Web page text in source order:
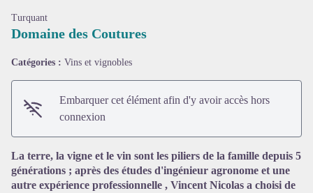
Voir l'image en plein écran
Turquant
Domaine des Coutures
Catégories : Vins et vignobles
Embarquer cet élément afin d'y avoir accès hors
connexion
La terre, la vigne et le vin sont les piliers de la famille depuis 5
générations ; après des études d'ingénieur agronome et une
autre expérience professionnelle , Vincent Nicolas a choisi de